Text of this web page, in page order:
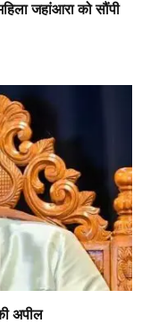
जहांआरा को सौंपी
अपील